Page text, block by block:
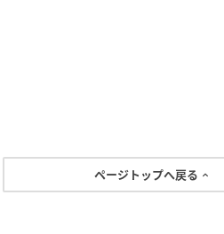
ページトップへ戻る